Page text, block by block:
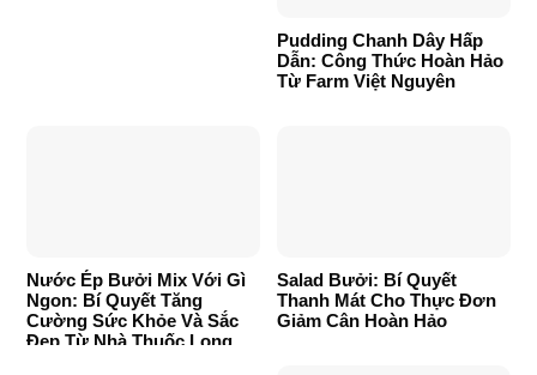
Pudding Chanh Dây Hấp
Dẫn: Công Thức Hoàn Hảo
Từ Farm Việt Nguyên
Nước Ép Bưởi Mix Với Gì
Ngon: Bí Quyết Tăng
Cường Sức Khỏe Và Sắc
Đẹp Từ Nhà Thuốc Long
Salad Bưởi: Bí Quyết
Thanh Mát Cho Thực Đơn
Giảm Cân Hoàn Hảo